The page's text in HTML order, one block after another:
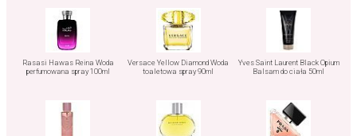
Rasasi Hawas Reina Woda
perfumowana spray 100ml
Versace Yellow Diamond Woda
toaletowa spray 90ml
Yves Saint Laurent Black Opium
Balsam do ciała 50ml